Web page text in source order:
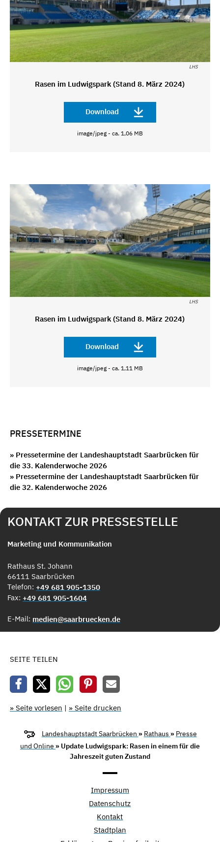
LHS
Rasen im Ludwigspark (Stand 8. März 2024)
Download
image/jpeg - ca. 1,06 MB
LHS
Rasen im Ludwigspark (Stand 8. März 2024)
Download
image/jpeg - ca. 1,11 MB
PRESSETERMINE
» Pressetermine der Landeshauptstadt Saarbrücken für
die 33. Kalenderwoche 2026
» Pressetermine der Landeshauptstadt Saarbrücken für
die 32. Kalenderwoche 2026
KONTAKT ZUR PRESSESTELLE
Marketing und Kommunikation
Rathaus St. Johann
66111 Saarbrücken
Telefon: +49 681 905-1350
Fax: +49 681 905-1604
E-Mail: medien@saarbruecken.de
SEITE TEILEN
» Seite vorlesen | » Seite drucken
Landeshauptstadt Saarbrücken » Rathaus » Presse
und Online » Update Ludwigspark: Rasen in einem für die
Jahreszeit guten Zustand
Impressum
Datenschutz
Kontakt
Stadtplan